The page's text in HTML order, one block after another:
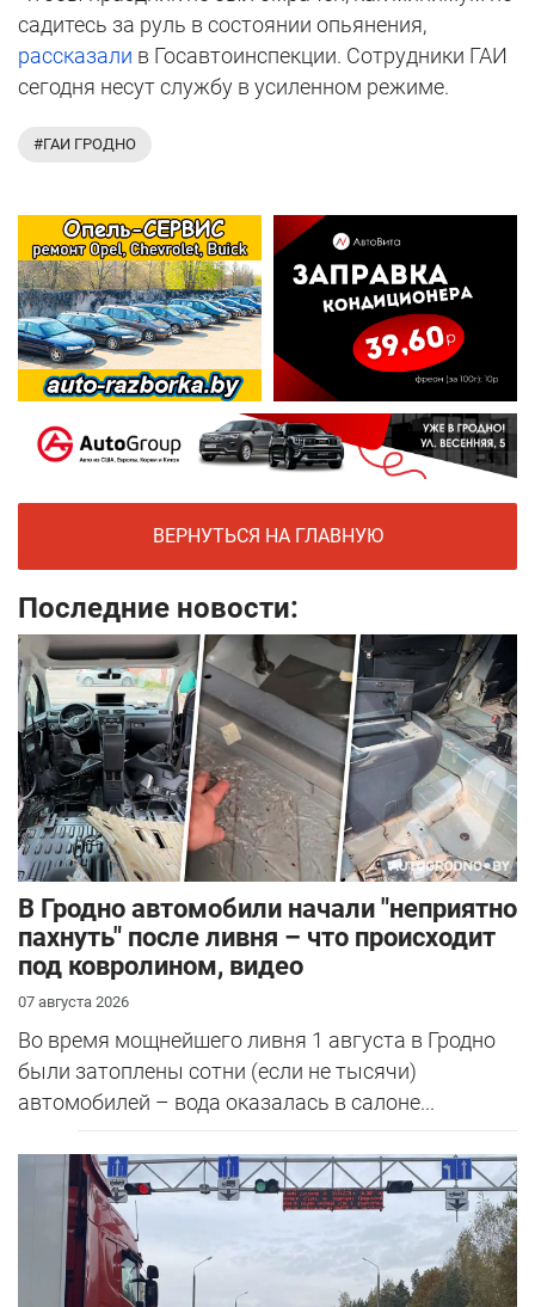
садитесь за руль в состоянии опьянения,
рассказали в Госавтоинспекции. Сотрудники ГАИ
сегодня несут службу в усиленном режиме.
#ГАИ ГРОДНО
ВЕРНУТЬСЯ НА ГЛАВНУЮ
Последние новости:
В Гродно автомобили начали "неприятно
пахнуть" после ливня – что происходит
под ковролином, видео
07 августа 2026
Во время мощнейшего ливня 1 августа в Гродно
были затоплены сотни (если не тысячи)
автомобилей – вода оказалась в салоне...